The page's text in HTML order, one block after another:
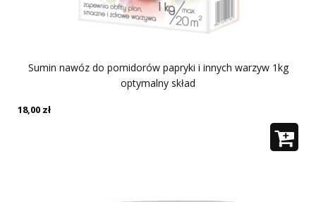
Sumin nawóz do pomidorów papryki i innych warzyw 1kg
optymalny skład
18,00 zł